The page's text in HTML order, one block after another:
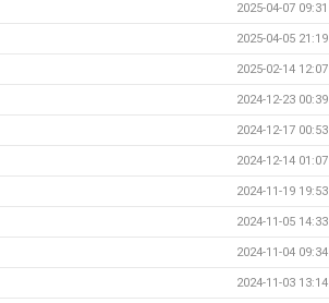
2025-04-07 09:31
2025-04-05 21:19
2025-02-14 12:07
2024-12-23 00:39
2024-12-17 00:53
2024-12-14 01:07
2024-11-19 19:53
2024-11-05 14:33
2024-11-04 09:34
2024-11-03 13:14